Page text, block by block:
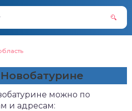
можно по
и адресам: